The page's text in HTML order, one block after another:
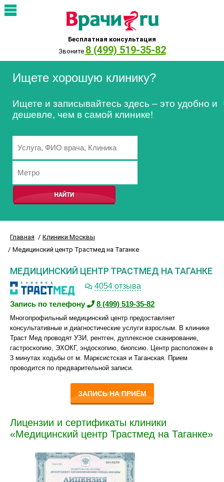
Бесплатная консультация
Звоните 8 (499) 519-35-82
Ищете хорошую клинику?
Ищете и записывайтесь здесь – это удобно и
дешевле, чем в самой клинике!
Главная
Клиники Москвы
Медицинский центр Трастмед на Таганке
МЕДИЦИНСКИЙ ЦЕНТР ТРАСТМЕД НА ТАГАНКЕ
4054 отзыва
Запись по телефону 8 (499) 519-35-82
Многопрофильный медицинский центр предоставляет
консультативные и диагностические услуги взрослым. В клинике
Траст Мед проводят УЗИ, рентген, дуплексное сканирование,
гастроскопию, ЭХОКГ, эндоскопию, биопсию. Центр расположен в
3 минутах ходьбы от м. Марксистская и Таганская. Прием
проводится по предварительной записи.
ЗАПИСЬ НА ПРИЁМ
Лицензии и сертификаты клиники
«Медицинский центр Трастмед на Таганке»